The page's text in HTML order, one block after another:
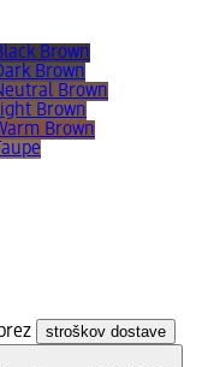
Brown
Brown
Brown
Brown
Brown
stroškov dostave